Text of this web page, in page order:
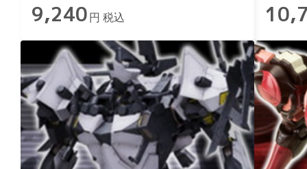
9,240 円 税込